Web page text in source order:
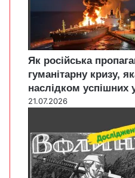
Як російська
гуманітарну кризу,
наслідком успішних
21.07.2026